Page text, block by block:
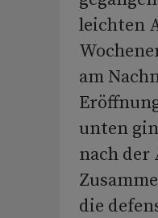
leichten
am
unten
nach der
die